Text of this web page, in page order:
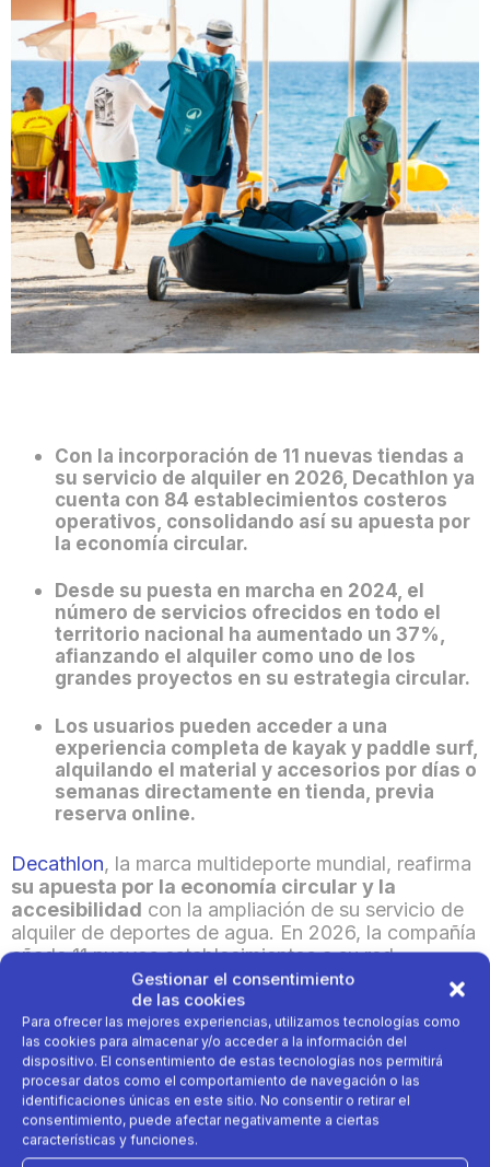
Gestionar el consentimiento
de las cookies
Para ofrecer las mejores experiencias, utilizamos tecnologías como
las cookies para almacenar y/o acceder a la información del
dispositivo. El consentimiento de estas tecnologías nos permitirá
procesar datos como el comportamiento de navegación o las
identificaciones únicas en este sitio. No consentir o retirar el
consentimiento, puede afectar negativamente a ciertas
características y funciones.
Con la incorporación de 11 nuevas tiendas a
su servicio de alquiler en 2026, Decathlon ya
cuenta con 84 establecimientos costeros
operativos, consolidando así su apuesta por
la economía circular.
Desde su puesta en marcha en 2024, el
número de servicios ofrecidos en todo el
territorio nacional ha aumentado un 37%,
afianzando el alquiler como uno de los
grandes proyectos en su estrategia circular.
Los usuarios pueden acceder a una
experiencia completa de kayak y paddle surf,
alquilando el material y accesorios por días o
semanas directamente en tienda, previa
reserva online.
Decathlon, la marca multideporte mundial, reafirma
su apuesta por la economía circular y la
accesibilidad con la ampliación de su servicio de
alquiler de deportes de agua. En 2026, la compañía
añade 11 nuevos establecimientos a su red,
alcanzando las84 tiendas costerasque disponen
de este servicio. Una iniciativa que permite disfrutar
del deporte acuático de formacómoda, flexible y
con menor impacto medioambiental, sin
necesidad de comprar material.
Los nuevos establecimientos que se incorporan a la
red de alquiler de deportes de agua de Decathlon,
ampliando la red costera en la que están presentes,